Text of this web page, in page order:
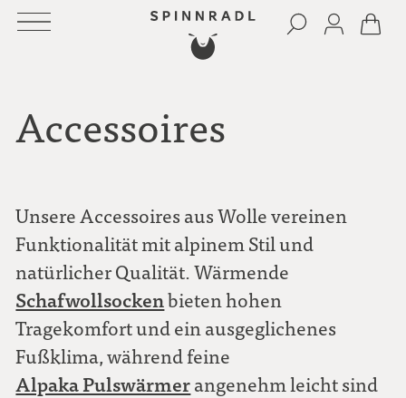
Accessoires
Unsere Accessoires aus Wolle vereinen
Funktionalität mit alpinem Stil und
natürlicher Qualität. Wärmende
Schafwollsockenbieten hohen
Tragekomfort und ein ausgeglichenes
Fußklima, während feine
Alpaka Pulswärmerangenehm leicht sind